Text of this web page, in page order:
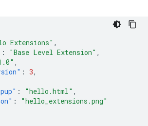
Extensions" ,
: "Base Level Extension" ,
,
: 3,
: "hello.html" ,
:
"hello_extensions.png"